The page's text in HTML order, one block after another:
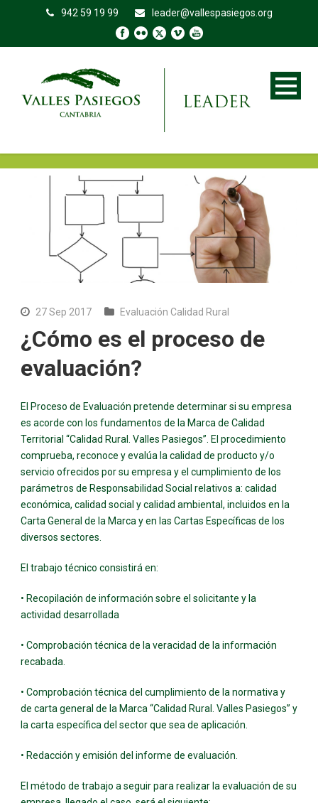
942 59 19 99 leader@vallespasiegos.org
27 Sep 2017 Evaluación Calidad Rural
¿Cómo es el proceso de
evaluación?
El Proceso de Evaluación pretende determinar si su empresa
es acorde con los fundamentos de la Marca de Calidad
Territorial “Calidad Rural. Valles Pasiegos”. El procedimiento
comprueba, reconoce y evalúa la calidad de producto y/o
servicio ofrecidos por su empresa y el cumplimiento de los
parámetros de Responsabilidad Social relativos a: calidad
económica, calidad social y calidad ambiental, incluidos en la
Carta General de la Marca y en las Cartas Específicas de los
diversos sectores.
El trabajo técnico consistirá en:
• Recopilación de información sobre el solicitante y la
actividad desarrollada
• Comprobación técnica de la veracidad de la información
recabada.
• Comprobación técnica del cumplimiento de la normativa y
de carta general de la Marca “Calidad Rural. Valles Pasiegos” y
la carta específica del sector que sea de aplicación.
• Redacción y emisión del informe de evaluación.
El método de trabajo a seguir para realizar la evaluación de su